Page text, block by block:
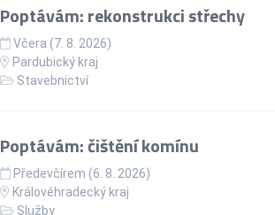
Poptávám: rekonstrukci střechy
Včera (7. 8. 2026)
Pardubický kraj
Stavebnictví
Poptávám: čištění komínu
Předevčírem (6. 8. 2026)
Královéhradecký kraj
Služby